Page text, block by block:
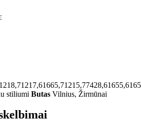
stiliumi Butas Vilnius, Žirmūnai